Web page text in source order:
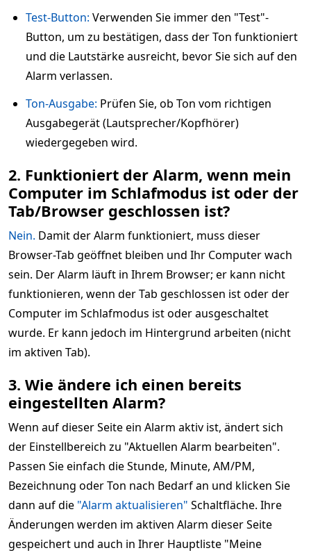
Test-Button: Verwenden Sie immer den "Test"-
Button, um zu bestätigen, dass der Ton funktioniert
und die Lautstärke ausreicht, bevor Sie sich auf den
Alarm verlassen.
Ton-Ausgabe: Prüfen Sie, ob Ton vom richtigen
Ausgabegerät (Lautsprecher/Kopfhörer)
wiedergegeben wird.
2. Funktioniert der Alarm, wenn mein
Computer im Schlafmodus ist oder der
Tab/Browser geschlossen ist?
Nein. Damit der Alarm funktioniert, muss dieser
Browser-Tab geöffnet bleiben und Ihr Computer wach
sein. Der Alarm läuft in Ihrem Browser; er kann nicht
funktionieren, wenn der Tab geschlossen ist oder der
Computer im Schlafmodus ist oder ausgeschaltet
wurde. Er kann jedoch im Hintergrund arbeiten (nicht
im aktiven Tab).
3. Wie ändere ich einen bereits
eingestellten Alarm?
Wenn auf dieser Seite ein Alarm aktiv ist, ändert sich
der Einstellbereich zu "Aktuellen Alarm bearbeiten".
Passen Sie einfach die Stunde, Minute, AM/PM,
Bezeichnung oder Ton nach Bedarf an und klicken Sie
dann auf die "Alarm aktualisieren" Schaltfläche. Ihre
Änderungen werden im aktiven Alarm dieser Seite
gespeichert und auch in Ihrer Hauptliste "Meine